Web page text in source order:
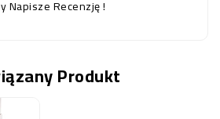
Napisze Recenzję !
Produkt